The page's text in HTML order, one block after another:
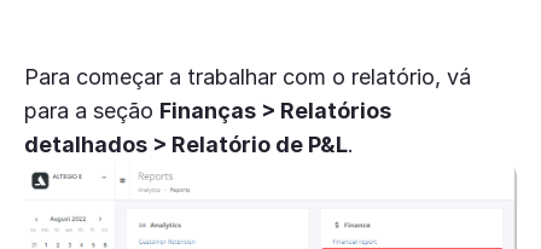
Para começar a trabalhar com o relatório, vá
para a seção Finanças > Relatórios
detalhados > Relatório de P&L.